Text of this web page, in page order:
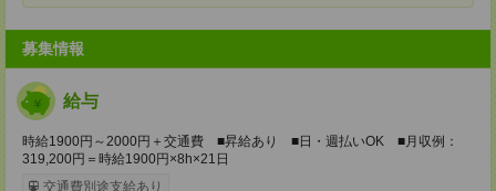
募集情報
給与
時給1900円～2000円＋交通費 ■昇給あり ■日・週払いOK ■月収例：
319,200円＝時給1900円×8h×21日
交通費別途支給あり